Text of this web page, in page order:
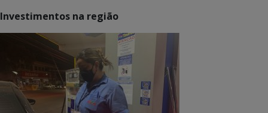
Investimentos na região